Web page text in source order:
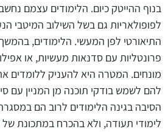
בנוף ההייטק כיום. הלימודים עצמם
לפופולאריות גם בשל השילוב המיטבי
התיאורטי לפן המעשי. הלימודים,
פרונטליות עם סדנאות מעשיות, או
מונחים. המטרה היא להעניק ללומדים
להם לשמש בודקי תוכנה מן המניין עם
הסיבה בגינה הלימודים לרוב הם
לימודי תעודה, ולא בהכרח במתכונת של